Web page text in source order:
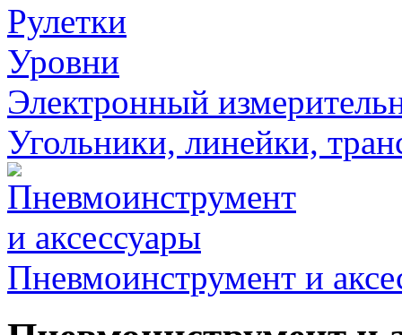
Рулетки
Уровни
Электронный
Угольники, линейки,
Пневмоинструмент и